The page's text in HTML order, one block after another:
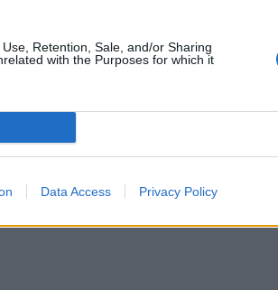
Retention, Sale, and/or Sharing
with the Purposes for which it
Data Access Privacy Policy